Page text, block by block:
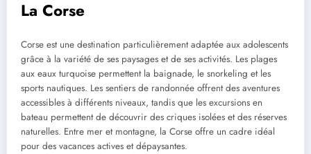
La Corse
Corse est une destination particulièrement adaptée aux adolescents
grâce à la variété de ses paysages et de ses activités. Les plages
aux eaux turquoise permettent la baignade, le snorkeling et les
sports nautiques. Les sentiers de randonnée offrent des aventures
accessibles à différents niveaux, tandis que les excursions en
bateau permettent de découvrir des criques isolées et des réserves
naturelles. Entre mer et montagne, la Corse offre un cadre idéal
pour des vacances actives et dépaysantes.